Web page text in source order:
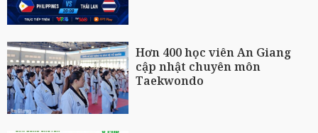
Hơn 400 học viên An Giang
cập nhật chuyên môn
Taekwondo